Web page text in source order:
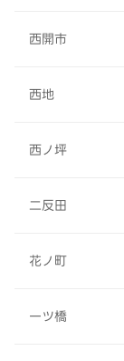
西開市
西地
西ノ坪
二反田
花ノ町
一ツ橋